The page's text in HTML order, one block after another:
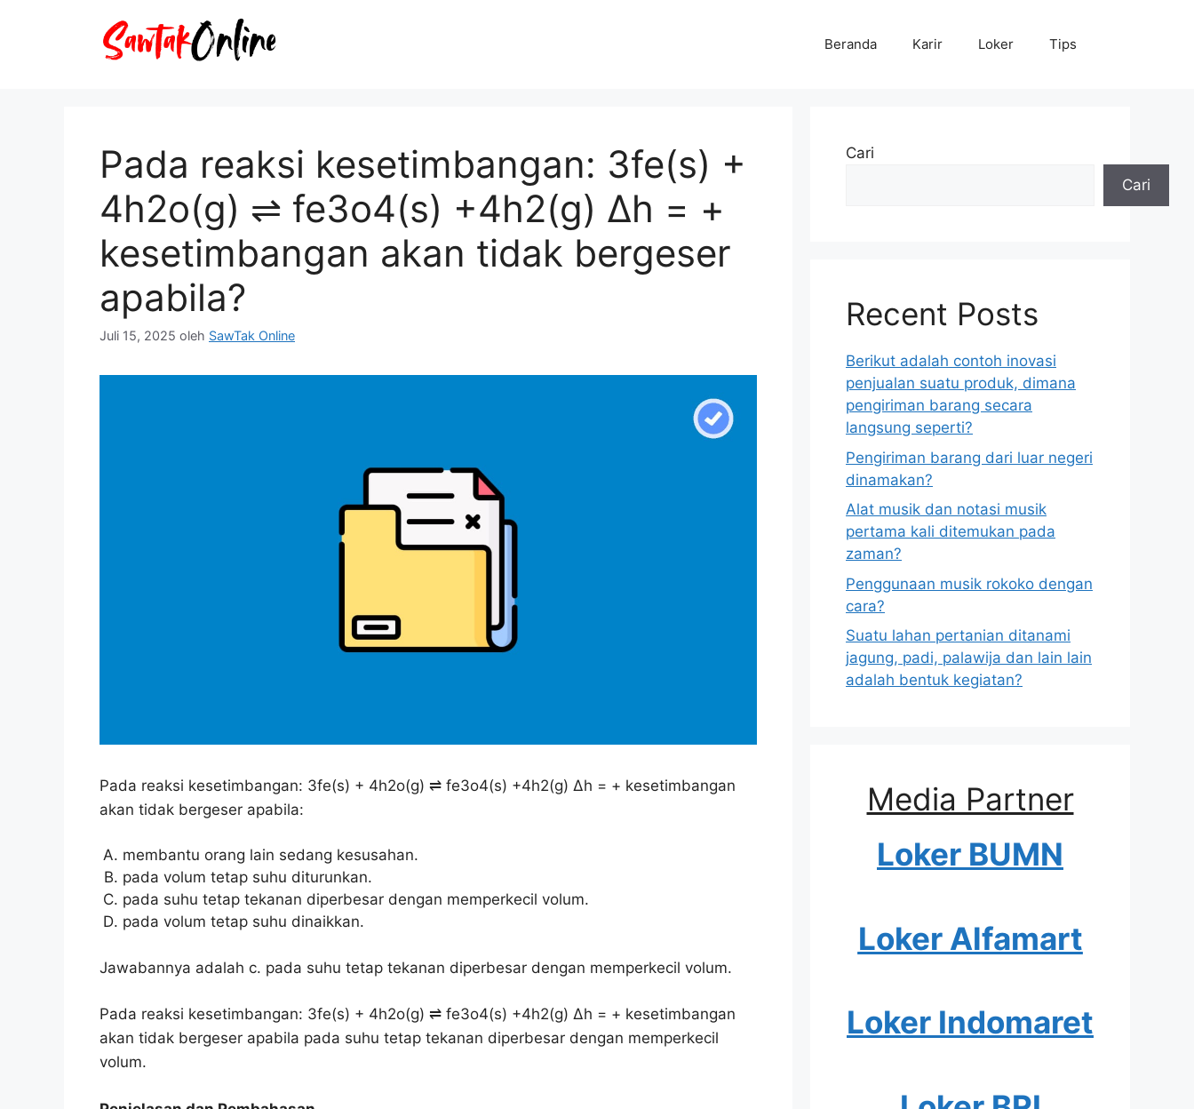
Beranda Karir Loker Tips
Pada reaksi kesetimbangan: 3fe(s) +
4h2o(g) ⇌ fe3o4(s) +4h2(g) ∆h = +
kesetimbangan akan tidak bergeser
apabila?
Juli 15, 2025 oleh SawTak Online
Pada reaksi kesetimbangan: 3fe(s) + 4h2o(g) ⇌ fe3o4(s) +4h2(g) ∆h = + kesetimbangan
akan tidak bergeser apabila:
membantu orang lain sedang kesusahan.
pada volum tetap suhu diturunkan.
pada suhu tetap tekanan diperbesar dengan memperkecil volum.
pada volum tetap suhu dinaikkan.
Jawabannya adalah c. pada suhu tetap tekanan diperbesar dengan memperkecil volum.
Pada reaksi kesetimbangan: 3fe(s) + 4h2o(g) ⇌ fe3o4(s) +4h2(g) ∆h = + kesetimbangan
akan tidak bergeser apabila pada suhu tetap tekanan diperbesar dengan memperkecil
volum.
Cari
Cari
Recent Posts
Berikut adalah contoh inovasi
penjualan suatu produk, dimana
pengiriman barang secara
langsung seperti?
Pengiriman barang dari luar negeri
dinamakan?
Alat musik dan notasi musik
pertama kali ditemukan pada
zaman?
Penggunaan musik rokoko dengan
cara?
Suatu lahan pertanian ditanami
jagung, padi, palawija dan lain lain
adalah bentuk kegiatan?
Media Partner
Loker BUMN
Loker Alfamart
Loker Indomaret